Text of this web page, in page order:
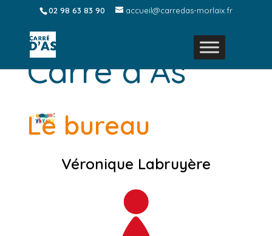
02 98 63 83 90 accueil@carredas-morlaix.fr
L’équipe de
Carré d’As
Le bureau
Véronique Labruyère